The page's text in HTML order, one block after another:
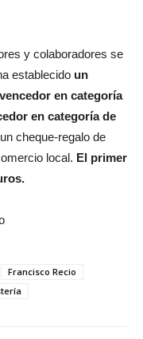
y colaboradores se
establecido un
en categoría
en categoría de
cheque-regalo de
local. El primer
Francisco Recio